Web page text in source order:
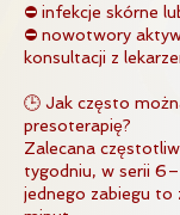
⛔ infekcje skórne
⛔ nowotwory
konsultacji z
🕒 Jak często
presoterapię?
Zalecana
tygodniu, w serii
jednego zabiegu